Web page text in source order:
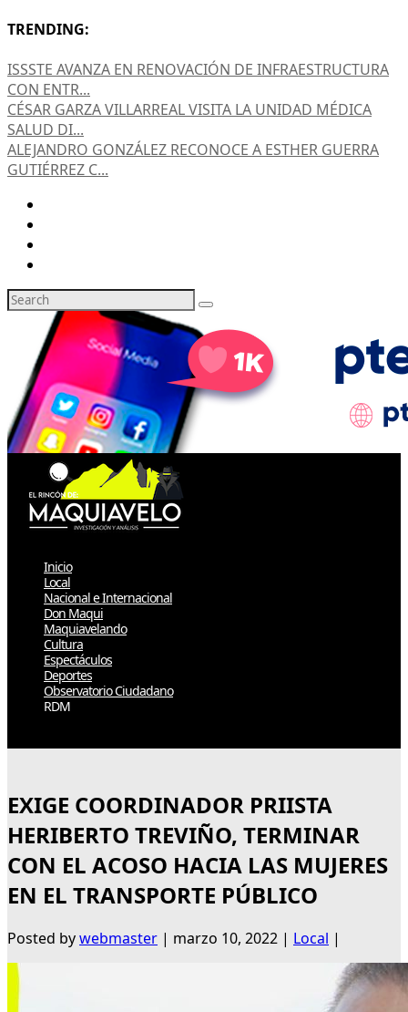
TRENDING:
ISSSTE AVANZA EN RENOVACIÓN DE INFRAESTRUCTURA
CON ENTR...
CÉSAR GARZA VILLARREAL VISITA LA UNIDAD MÉDICA
SALUD DI...
ALEJANDRO GONZÁLEZ RECONOCE A ESTHER GUERRA
GUTIÉRREZ C...
Inicio
Local
Nacional e Internacional
Don Maqui
Maquiavelando
Cultura
Espectáculos
Deportes
Observatorio Ciudadano
RDM
EXIGE COORDINADOR PRIISTA
HERIBERTO TREVIÑO, TERMINAR
CON EL ACOSO HACIA LAS MUJERES
EN EL TRANSPORTE PÚBLICO
Posted bywebmaster | marzo 10, 2022 | Local |